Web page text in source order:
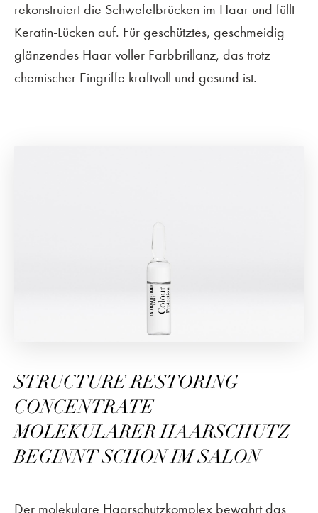
rekonstruiert die Schwefelbrücken im Haar und füllt
Keratin-Lücken auf. Für geschütztes, geschmeidig
glänzendes Haar voller Farbbrillanz, das trotz
chemischer Eingriffe kraftvoll und gesund ist.
STRUCTURE RESTORING
CONCENTRATE –
MOLEKULARER HAARSCHUTZ
BEGINNT SCHON IM SALON
Der molekulare Haarschutzkomplex bewahrt das